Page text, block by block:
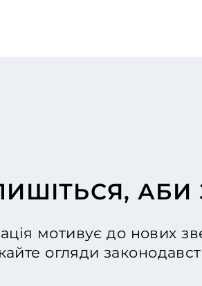
АБИ
мотивує до нових
огляди